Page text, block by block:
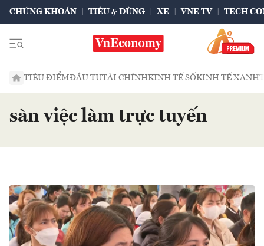
CHỨNG KHOÁN TIÊU & DÙNG XE VNE TV TECH
TIÊU ĐIỂMĐẦU TƯTÀI CHÍNHKINH TẾ SỐKINH TẾ XANH
sàn việc làm trực tuyến